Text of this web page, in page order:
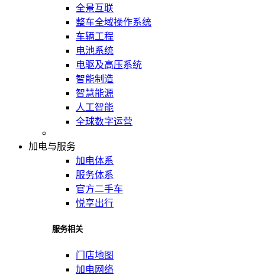
全景互联
整车全域操作系统
车辆工程
电池系统
电驱及高压系统
智能制造
智慧能源
人工智能
全球数字运营
加电与服务
加电体系
服务体系
官方二手车
悦享出行
服务相关
门店地图
加电网络